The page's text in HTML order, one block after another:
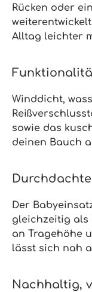
Rücken oder
Alltag leichter
Winddicht,
sowie das
deinen Bauch
Der
gleichzeitig als
an Tragehöhe
lässt sich nah
Nachhaltig,